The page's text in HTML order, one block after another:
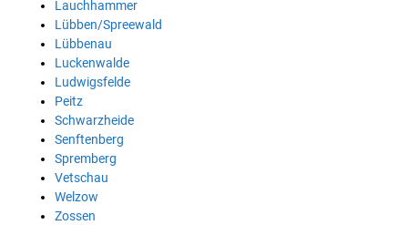
Lauchhammer
Lübben/Spreewald
Lübbenau
Luckenwalde
Ludwigsfelde
Peitz
Schwarzheide
Senftenberg
Spremberg
Vetschau
Welzow
Zossen